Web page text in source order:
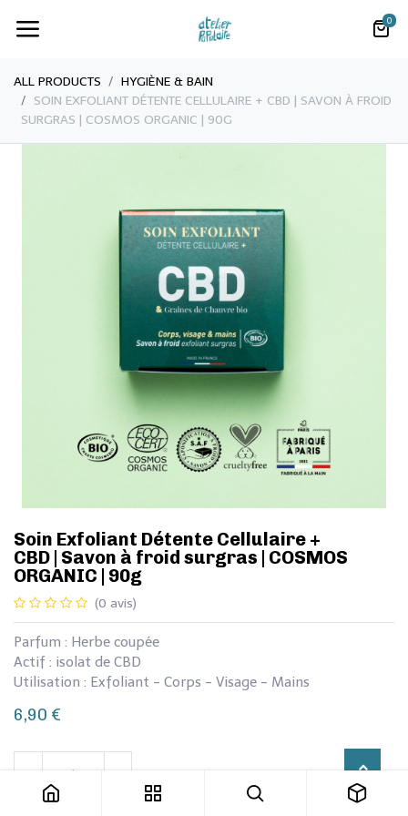
0
ALL PRODUCTS
​HYGIÈNE & BAIN
​​​​​SOIN EXFOLIANT DÉTENTE CELLULAIRE + CBD | SAVON À FROID
SURGRAS | COSMOS ORGANIC | 90G
​​​​​Soin Exfoliant Détente Cellulaire +
CBD | Savon à froid surgras | COSMOS
ORGANIC | 90g
(0 avis)
Parfum : Herbe coupée
Actif : isolat de CBD
Utilisation : Exfoliant - Corps - Visage - Mains
6,90 €